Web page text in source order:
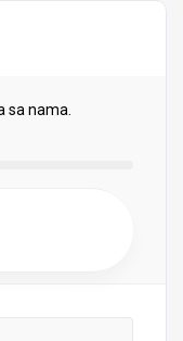
sa nama.